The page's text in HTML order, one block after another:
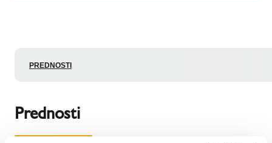
PREDNOSTI
Prednosti